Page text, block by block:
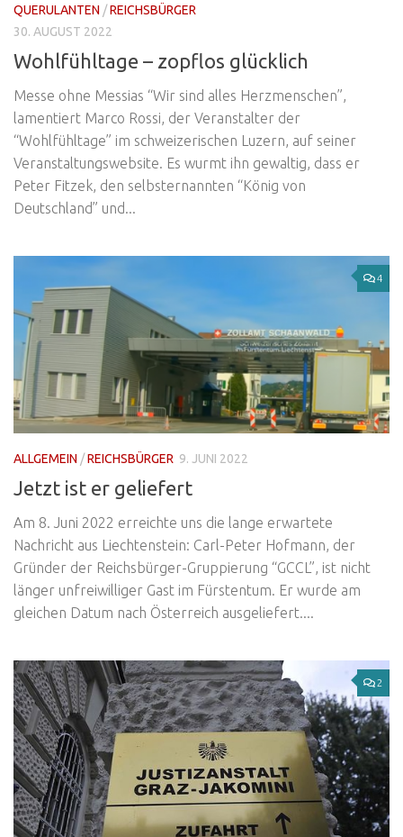
QUERULANTEN /REICHSBÜRGER
30. AUGUST 2022
Wohlfühltage – zopflos glücklich
Messe ohne Messias “Wir sind alles Herzmenschen”,
lamentiert Marco Rossi, der Veranstalter der
“Wohlfühltage” im schweizerischen Luzern, auf seiner
Veranstaltungswebsite. Es wurmt ihn gewaltig, dass er
Peter Fitzek, den selbsternannten “König von
Deutschland” und...
4
ALLGEMEIN /REICHSBÜRGER 9. JUNI 2022
Jetzt ist er geliefert
Am 8. Juni 2022 erreichte uns die lange erwartete
Nachricht aus Liechtenstein: Carl-Peter Hofmann, der
Gründer der Reichsbürger-Gruppierung “GCCL”, ist nicht
länger unfreiwilliger Gast im Fürstentum. Er wurde am
gleichen Datum nach Österreich ausgeliefert....
2